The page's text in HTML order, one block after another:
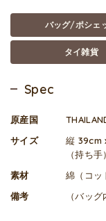
バッグ/ポシェ
タイ雑貨
Spec
原産国
サイズ
縦 39cm
（持ち
素材
綿（コッ
備考
（バッ